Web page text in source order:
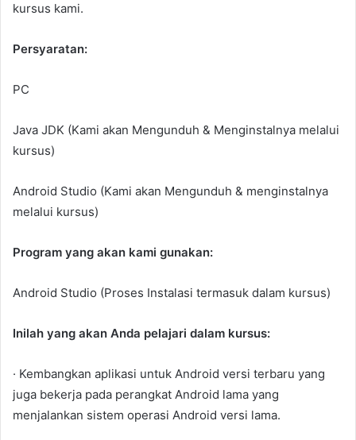
kursus kami.
Persyaratan:
PC
Java JDK (Kami akan Mengunduh & Menginstalnya melalui
kursus)
Android Studio (Kami akan Mengunduh & menginstalnya
melalui kursus)
Program yang akan kami gunakan:
Android Studio (Proses Instalasi termasuk dalam kursus)
Inilah yang akan Anda pelajari dalam kursus:
· Kembangkan aplikasi untuk Android versi terbaru yang
juga bekerja pada perangkat Android lama yang
menjalankan sistem operasi Android versi lama.